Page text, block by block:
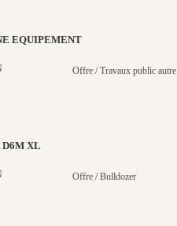
EQUIPEMENT
Offre / Travaux public autre
XL
Offre / Bulldozer